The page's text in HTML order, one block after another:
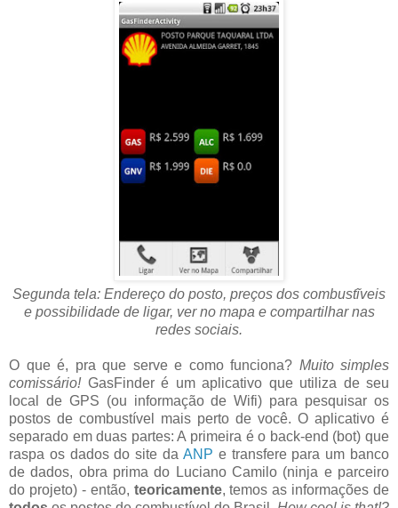
Segunda tela: Endereço do posto, preços dos combustĩveis
e possibilidade de ligar, ver no mapa e compartilhar nas
redes sociais.
O que é, pra que serve e como funciona? Muito simples
comissário!GasFinder é um aplicativo que utiliza de seu
local de GPS (ou informação de Wifi) para pesquisar os
postos de combustível mais perto de você. O aplicativo é
separado em duas partes: A primeira é o back-end (bot) que
raspa os dados do site da ANP e transfere para um banco
de dados, obra prima do Luciano Camilo (ninja e parceiro
do projeto) - então, teoricamente, temos as informações de